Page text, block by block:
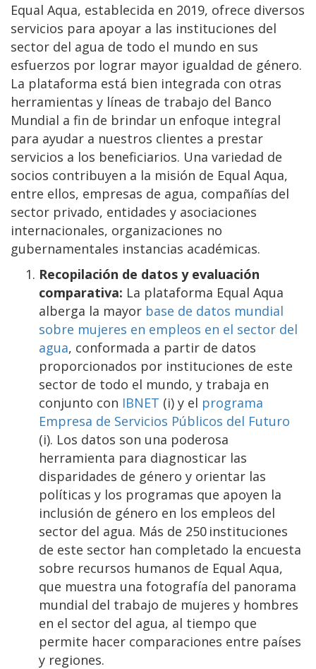
Equal Aqua, establecida en 2019, ofrece diversos
servicios para apoyar a las instituciones del
sector del agua de todo el mundo en sus
esfuerzos por lograr mayor igualdad de género.
La plataforma está bien integrada con otras
herramientas y líneas de trabajo del Banco
Mundial a fin de brindar un enfoque integral
para ayudar a nuestros clientes a prestar
servicios a los beneficiarios. Una variedad de
socios contribuyen a la misión de Equal Aqua,
entre ellos, empresas de agua, compañías del
sector privado, entidades y asociaciones
internacionales, organizaciones no
gubernamentales instancias académicas.
Recopilación de datos y evaluación
comparativa: La plataforma Equal Aqua
alberga la mayor base de datos mundial
sobre mujeres en empleos en el sector del
agua, conformada a partir de datos
proporcionados por instituciones de este
sector de todo el mundo, y trabaja en
conjunto con IBNET (i) y el programa
Empresa de Servicios Públicos del Futuro
(i). Los datos son una poderosa
herramienta para diagnosticar las
disparidades de género y orientar las
políticas y los programas que apoyen la
inclusión de género en los empleos del
sector del agua. Más de 250 instituciones
de este sector han completado la encuesta
sobre recursos humanos de Equal Aqua,
que muestra una fotografía del panorama
mundial del trabajo de mujeres y hombres
en el sector del agua, al tiempo que
permite hacer comparaciones entre países
y regiones.